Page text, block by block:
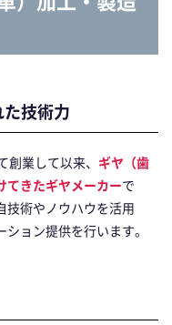
技術力
業して以来、 ギヤ（歯
てきたギヤメーカーで
技術やノウハウを活用
ョン提供を行います。